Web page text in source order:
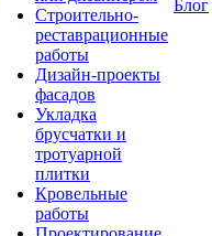
Строительно-
реставрационные
работы
Дизайн-проекты
фасадов
Укладка
брусчатки и
тротуарной
плитки
Кровельные
работы
Блог